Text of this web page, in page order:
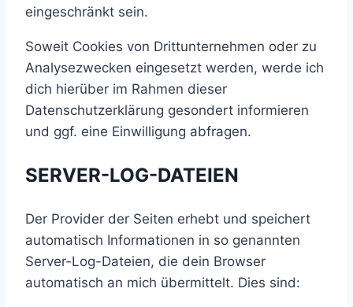
eingeschränkt sein.
Soweit Cookies von Drittunternehmen oder zu
Analysezwecken eingesetzt werden, werde ich
dich hierüber im Rahmen dieser
Datenschutzerklärung gesondert informieren
und ggf. eine Einwilligung abfragen.
SERVER-LOG-DATEIEN
Der Provider der Seiten erhebt und speichert
automatisch Informationen in so genannten
Server-Log-Dateien, die dein Browser
automatisch an mich übermittelt. Dies sind: